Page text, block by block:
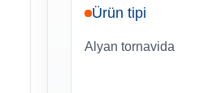
Ürün tipi
Alyan tornavida